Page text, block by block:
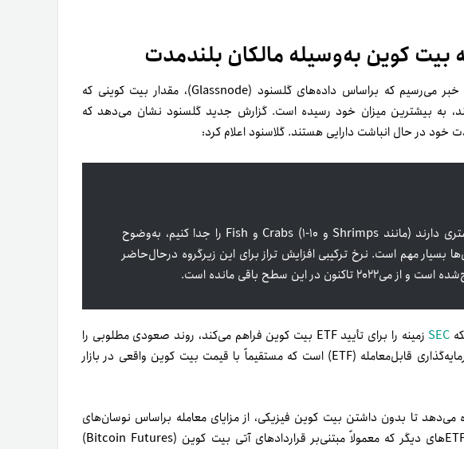
بیت کوین به‌وسیله مالکان بلندمدت
درادامه مهم‌ترین اخبار بازار رمزارزها به این خبر می‌رسیم که بر‌اساس داده‌های گلسنود (Glassnode)، مقدار بیت کوینی که
به بیشترین میزان خود رسیده است. گزارش جدید گلسنود نشان می‌دهد که
خود در حال انباشت دارایی هستند. گلاسنود اعلام کرد:
اگر فقط مؤسساتی که بیت کوین کمتری دارند (مانند Shrimps و Crabs (۱-۱۰ و Fish را جدا کنیم، به‌وضوح
مهم است. نرخ ترکیبی افزایش تراز برای این زیر‌گروه در‌حال‌حاضر
SEC
زمینه را برای تأیید ETF بیت کوین فراهم می‌کند، روند صعودی مطلوبی را
ETF اسپات نوعی صندوق سرمایه‌گذاری قابل‌معامله (ETF) است که مستقیماً با قیمت بیت کوین واقعی در بازار
می‌دهد تا بدون داشتن بیت کوین فیزیکی، از مزایای معامله بر‌اساس نوسان‌های
برخلاف ETFهای دیگر که معمولاً مبتنی‌بر قراردادهای آتی بیت کوین (Bitcoin Futures)